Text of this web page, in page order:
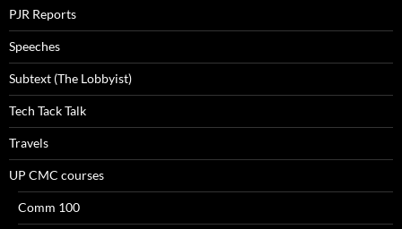
PJR Reports
Speeches
Subtext (The Lobbyist)
Tech Tack Talk
Travels
UP CMC courses
Comm 100